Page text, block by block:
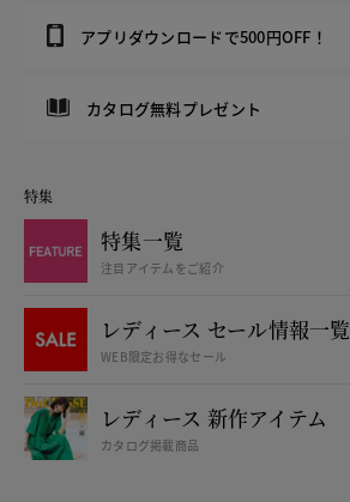
アプリダウンロードで500円OFF！
カタログ無料プレゼント
特集
特集一覧
注目アイテムをご紹介
レディース セール情報一覧
WEB限定お得なセール
レディース 新作アイテム
カタログ掲載商品